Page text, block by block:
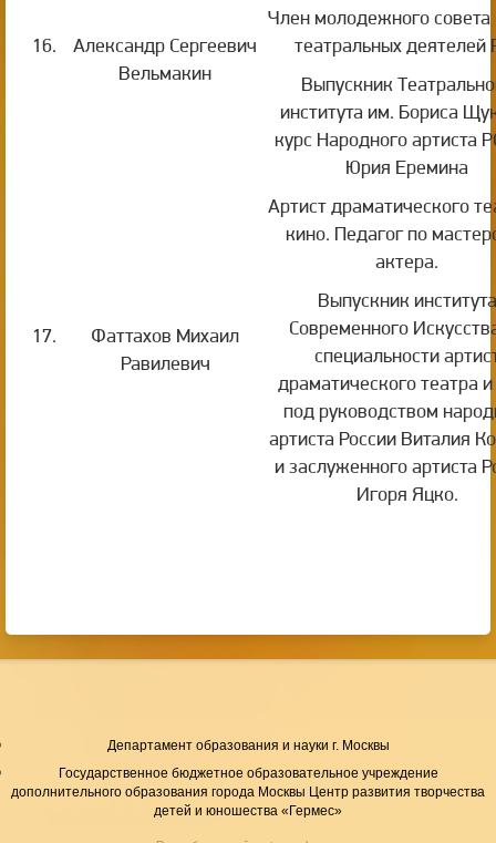
16.
Александр Сергеевич
Вельмакин
Член молодежного совета
театральных деятелей
Выпускник
института им. Бориса
курс Народного артиста
Юрия Еремина
17.
Фаттахов Михаил
Равилевич
Артист драматического
кино. Педагог по
актера.
Выпускник института
Современного
специальности
драматического театра
под руководством
артиста России Виталия
и заслуженного артиста
Игоря Яцко.
Департамент образования и науки г. Москвы
Государственное бюджетное образовательное учреждение
дополнительного образования города Москвы Центр развития творчества
детей и юношества «Гермес»